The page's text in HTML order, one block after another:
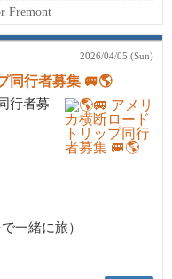
Fremont
2026/04/05 (Sun)
同行者募集 🚐🌎
行者募
一緒に旅）